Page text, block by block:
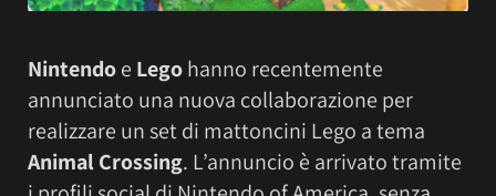
Nintendoe Legohanno recentemente
annunciato una nuova collaborazione per
realizzare un set di mattoncini Lego a tema
Animal Crossing. L’annuncio è arrivato tramite